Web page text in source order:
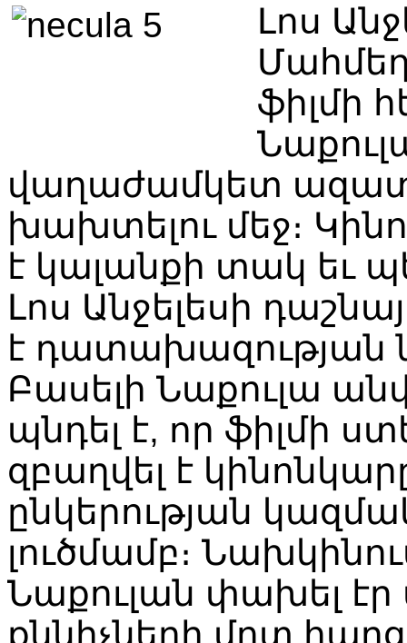
Լոս
ֆիլմի
վաղաժամկետ
խախտելու մեջ։
է կալանքի տակ եւ
Լոս Անջելեսի
է դատախազության
Բասելի Նաքուլա
պնդել է, որ ֆիլմի
զբաղվել է
ընկերության
լուծմամբ։
Նաքուլան փախել էր
քննիչների մոտ